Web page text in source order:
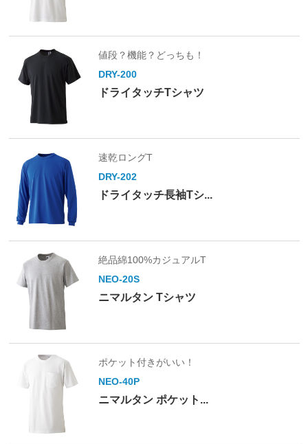
値段？機能？どっちも！
DRY-200
ドライタッチTシャツ
速乾ロングT
DRY-202
ドライタッチ長袖Tシ...
絶品綿100%カジュアルT
NEO-20S
ニマルタン Tシャツ
ポケット付きがいい！
NEO-40P
ニマルタン ポケット...